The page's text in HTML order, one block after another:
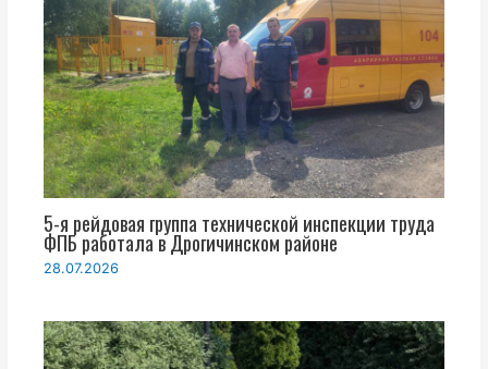
5-я рейдовая группа технической инспекции труда
ФПБ работала в Дрогичинском районе
28.07.2026